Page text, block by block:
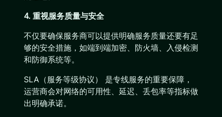
4. 重视服务质量与安全
不仅要确保服务商可以提供明确服务质量还要有足
够的安全措施，如端到端加密、防火墙、入侵检测
和防御系统等。
SLA（服务等级协议） 是专线服务的重要保障，
运营商会对网络的可用性、延迟、丢包率等指标做
出明确承诺。